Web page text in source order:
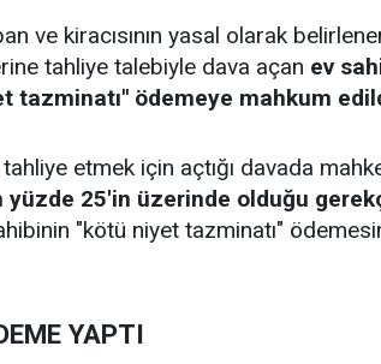
ve kiracısının yasal olarak
tahliye talebiyle dava açan ev
tazminatı" ödemeye mahkum
etmek için açtığı davada
yüzde 25'in üzerinde olduğu
"kötü niyet tazminatı"
YAPTI